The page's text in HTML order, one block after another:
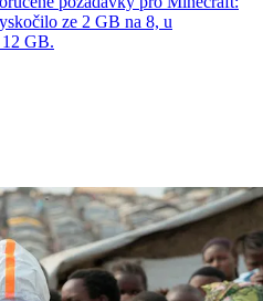
ze 2 GB na 8, u
GB.